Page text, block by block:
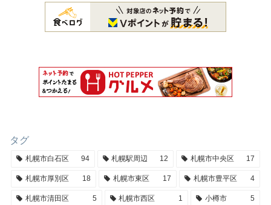
タグ
札幌市白石区 94 札幌駅周辺 12 札幌市中央区 17
札幌市厚別区 18 札幌市東区 17 札幌市豊平区 4
札幌市清田区 5 札幌市西区 1 小樽市 5